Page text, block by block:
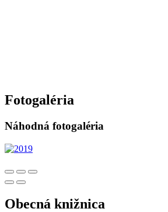
Fotogaléria
Náhodná fotogaléria
Obecná knižnica